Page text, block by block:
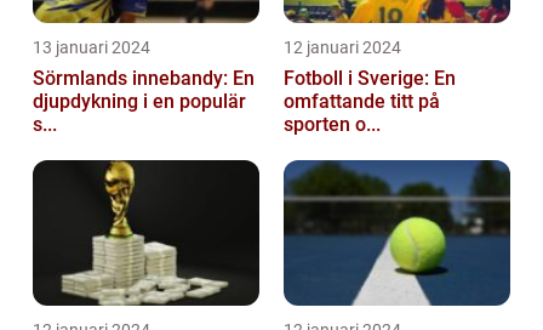
13 januari 2024
Sörmlands innebandy: En
djupdykning i en populär
s...
12 januari 2024
Fotboll i Sverige: En
omfattande titt på
sporten o...